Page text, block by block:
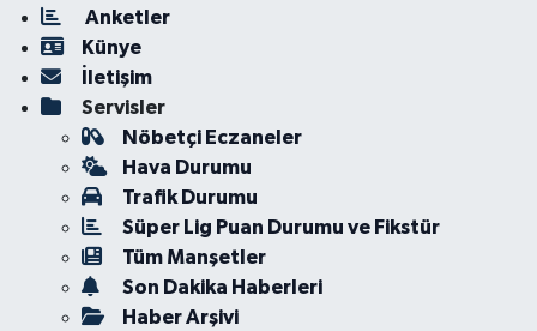
Anketler
Künye
İletişim
Servisler
Nöbetçi Eczaneler
Hava Durumu
Trafik Durumu
Süper Lig Puan Durumu ve Fikstür
Tüm Manşetler
Son Dakika Haberleri
Haber Arşivi